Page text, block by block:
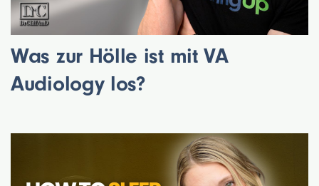
Was zur Hölle ist mit VA
Audiology los?